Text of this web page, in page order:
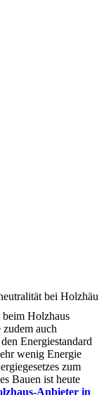
bei
Holzhaus
auch
Energiestandard
wenig Energie
zum
Bauen ist heute
Anbieter in